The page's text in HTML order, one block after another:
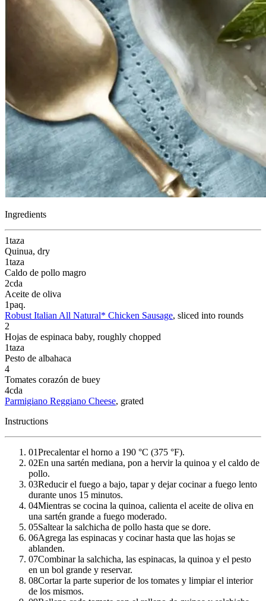
Ingredients
1taza
Quinua, dry
1taza
Caldo de pollo magro
2cda
Aceite de oliva
1paq.
Robust Italian All Natural* Chicken Sausage, sliced into rounds
2
Hojas de espinaca baby, roughly chopped
1taza
Pesto de albahaca
4
Tomates corazón de buey
4cda
Parmigiano Reggiano Cheese, grated
Instructions
01Precalentar el horno a 190 °C (375 °F).
02En una sartén mediana, pon a hervir la quinoa y el caldo de
pollo.
03Reducir el fuego a bajo, tapar y dejar cocinar a fuego lento
durante unos 15 minutos.
04Mientras se cocina la quinoa, calienta el aceite de oliva en
una sartén grande a fuego moderado.
05Saltear la salchicha de pollo hasta que se dore.
06Agrega las espinacas y cocinar hasta que las hojas se
ablanden.
07Combinar la salchicha, las espinacas, la quinoa y el pesto
en un bol grande y reservar.
08Cortar la parte superior de los tomates y limpiar el interior
de los mismos.